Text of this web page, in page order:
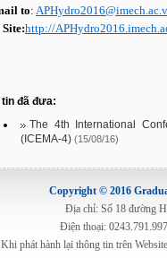
to:
Site:http://
đã đưa:
The 4th International
(ICEMA-4) (15/08/16)
Copyright © 2016
Địa chỉ: Số 18 đường
Điện thoại:
Khi phát hành lại thông tin trên